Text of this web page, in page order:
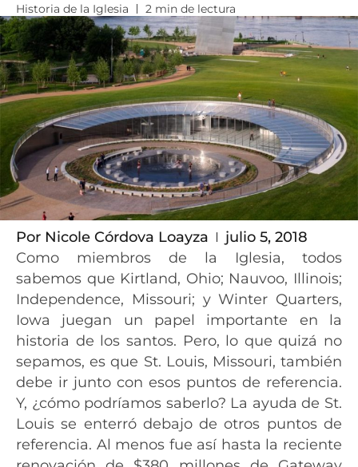
Historia de la Iglesia 2 min de lectura
Por Nicole Córdova Loayza
julio 5, 2018
Como miembros de la Iglesia, todos
sabemos que Kirtland, Ohio; Nauvoo, Illinois;
Independence, Missouri; y Winter Quarters,
Iowa juegan un papel importante en la
historia de los santos. Pero, lo que quizá no
sepamos, es que St. Louis, Missouri, también
debe ir junto con esos puntos de referencia.
Y, ¿cómo podríamos saberlo? La ayuda de St.
Louis se enterró debajo de otros puntos de
referencia. Al menos fue así hasta la reciente